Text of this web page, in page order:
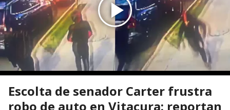
Escolta de senador Carter frustra
robo de auto en Vitacura: reportan